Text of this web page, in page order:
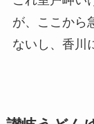
が、ここから
ないし、香川